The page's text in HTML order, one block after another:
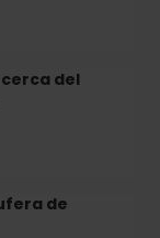
del
de